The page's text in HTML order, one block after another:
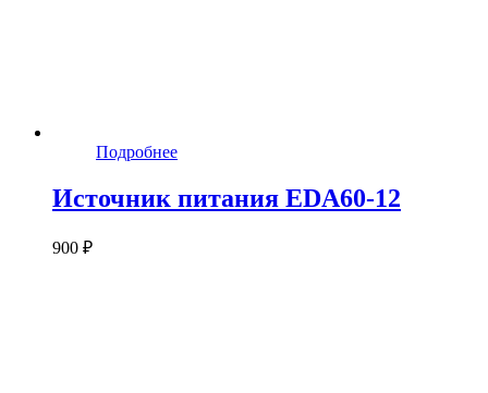
Подробнее
Источник питания EDA60-12
900 ₽